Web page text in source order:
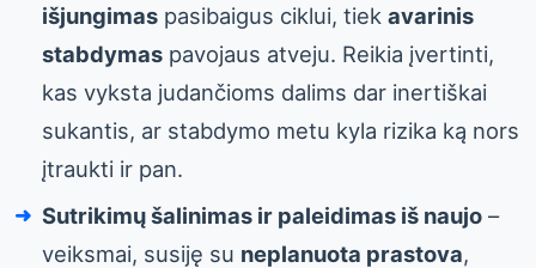
išjungimas pasibaigus ciklui, tiekavarinis
stabdymas pavojaus atveju. Reikia įvertinti,
kas vyksta judančioms dalims dar inertiškai
sukantis, ar stabdymo metu kyla rizika ką nors
įtraukti ir pan.
Sutrikimų šalinimas ir paleidimas iš naujo –
veiksmai, susiję su neplanuota prastova,